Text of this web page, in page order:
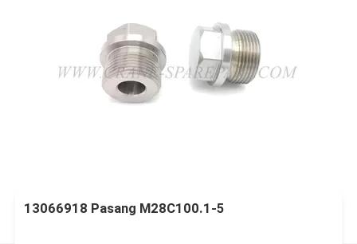
13066918 Pasang M28C100.1-5